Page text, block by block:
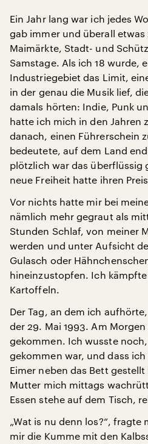
Ein Jahr lang war ich jedes
gab immer und überall
Maimärkte, Stadt- und
Samstage. Als ich 18 wurde,
Industriegebiet das Limit,
in der genau die Musik lief,
damals hörten: Indie, Punk
hatte ich mich in den Jahren
danach, einen Führerschein
bedeutete, auf dem Land
plötzlich war das überflüssig
neue Freiheit hatte ihren
Vor nichts hatte mir bei
nämlich mehr gegraut als
Stunden Schlaf, von meiner
werden und unter Aufsicht
Gulasch oder
hineinzustopfen. Ich
Kartoffeln.
Der Tag, an dem ich
der 29. Mai 1993. Am
gekommen. Ich wusste
gekommen war, und dass
Eimer neben das Bett
Mutter mich mittags
Essen stehe auf dem Tisch,
„Wat is nu denn los?“, fragte
mir die Kumme mit den